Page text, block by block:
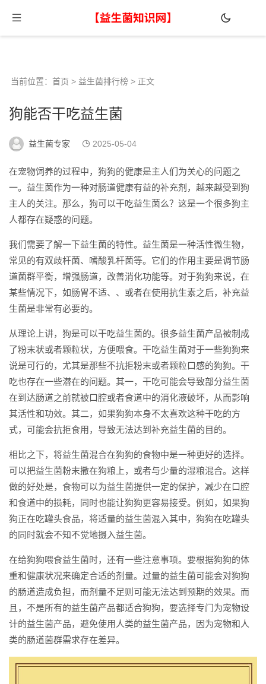
当前位置： 首页 > 益生菌排行榜 > 正文
狗能否干吃益生菌
益生菌专家 2025-05-04
在宠物饲养的过程中，狗狗的健康是主人们为关心的问题之
一。益生菌作为一种对肠道健康有益的补充剂，越来越受到狗
主人的关注。那么，狗可以干吃益生菌么？这是一个很多狗主
人都存在疑惑的问题。
我们需要了解一下益生菌的特性。益生菌是一种活性微生物，
常见的有双歧杆菌、嗜酸乳杆菌等。它们的作用主要是调节肠
道菌群平衡，增强肠道，改善消化功能等。对于狗狗来说，在
某些情况下，如肠胃不适、、或者在使用抗生素之后，补充益
生菌是非常有必要的。
从理论上讲，狗是可以干吃益生菌的。很多益生菌产品被制成
了粉末状或者颗粒状，方便喂食。干吃益生菌对于一些狗狗来
说是可行的，尤其是那些不抗拒粉末或者颗粒口感的狗狗。干
吃也存在一些潜在的问题。其一，干吃可能会导致部分益生菌
在到达肠道之前就被口腔或者食道中的消化液破坏，从而影响
其活性和功效。其二，如果狗狗本身不太喜欢这种干吃的方
式，可能会抗拒食用，导致无法达到补充益生菌的目的。
相比之下，将益生菌混合在狗狗的食物中是一种更好的选择。
可以把益生菌粉末撒在狗粮上，或者与少量的湿粮混合。这样
做的好处是，食物可以为益生菌提供一定的保护，减少在口腔
和食道中的损耗，同时也能让狗狗更容易接受。例如，如果狗
狗正在吃罐头食品，将适量的益生菌混入其中，狗狗在吃罐头
的同时就会不知不觉地摄入益生菌。
在给狗狗喂食益生菌时，还有一些注意事项。要根据狗狗的体
重和健康状况来确定合适的剂量。过量的益生菌可能会对狗狗
的肠道造成负担，而剂量不足则可能无法达到预期的效果。而
且，不是所有的益生菌产品都适合狗狗，要选择专门为宠物设
计的益生菌产品，避免使用人类的益生菌产品，因为宠物和人
类的肠道菌群需求存在差异。